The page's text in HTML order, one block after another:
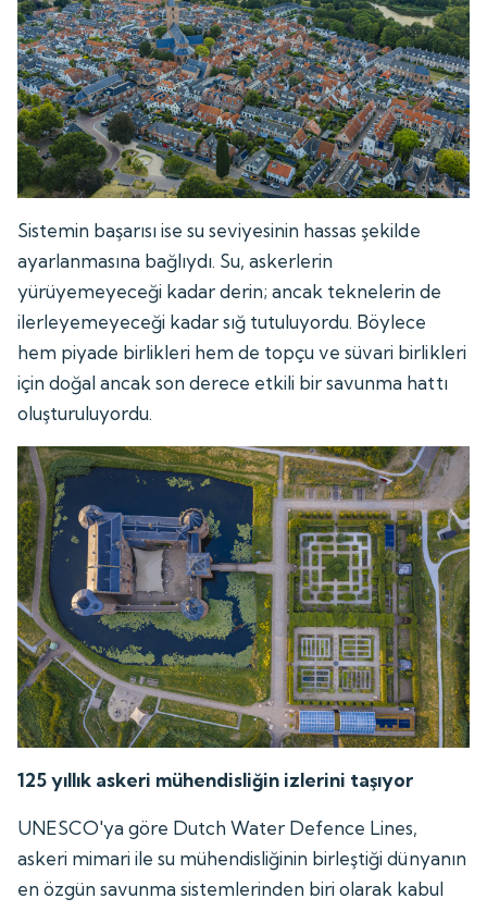
Sistemin başarısı ise su seviyesinin hassas şekilde
ayarlanmasına bağlıydı. Su, askerlerin
yürüyemeyeceği kadar derin; ancak teknelerin de
ilerleyemeyeceği kadar sığ tutuluyordu. Böylece
hem piyade birlikleri hem de topçu ve süvari birlikleri
için doğal ancak son derece etkili bir savunma hattı
oluşturuluyordu.
125 yıllık askeri mühendisliğin izlerini taşıyor
UNESCO'ya göre Dutch Water Defence Lines,
askeri mimari ile su mühendisliğinin birleştiği dünyanın
en özgün savunma sistemlerinden biri olarak kabul